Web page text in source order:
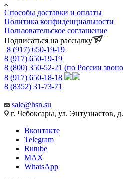
Способы доставки и оплаты
Политика конфиденциальности
Пользовательское соглашение
Подписаться на рассылку
8 (917) 650-19-19
8 (917) 650-19-19
8 (800) 350-52-21 (по России
8 (917) 650-18-18
8 (8352) 31-73-71
sale@hsn.su
г. Чебоксары, ул. Энтузиастов,
Вконтакте
Telegram
Rutube
MAX
WhatsApp